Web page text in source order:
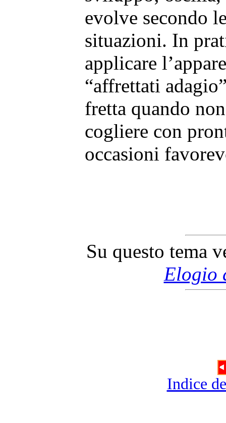
evolve secondo
situazioni. In
applicare
“affrettati
fretta quando
cogliere con
occasioni
Su questo tema
Elogio
Indice